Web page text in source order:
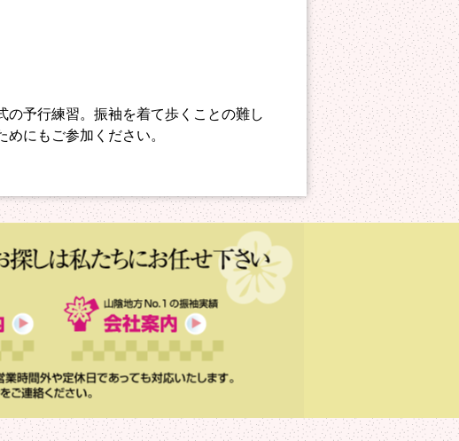
予行練習。振袖を着て歩くことの難し
にもご参加ください。